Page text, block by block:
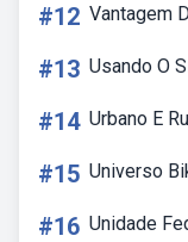
#12 Vantagem
#13 Usando O
#14 Urbano E
#15 Universo
#16 Unidade